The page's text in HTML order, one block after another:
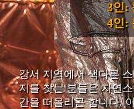
3인:
4인:
강서 지역에서 색다른
지를 찾는 분들은 자연
간을 떠올리곤 합니다.